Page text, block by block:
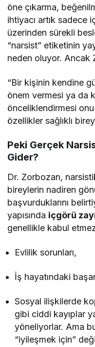
öne çıkarma,
ihtiyacı artık sadece
üzerinden sürekli
“narsist” etiketinin
neden oluyor. Ancak
“Bir kişinin kendine
önem vermesi ya da
önceliklendirmesi
özellikler sağlıklı
Peki Gerçek
Gider?
Dr. Zorbozan,
bireylerin nadiren
başvurduklarını
yapısında içgörü
genellikle kabul
Evlilik sorunları,
İş hayatındaki
Sosyal ilişkilerde
gibi ciddi kayıplar
yöneliyorlar. Ama
“iyileşmek için”